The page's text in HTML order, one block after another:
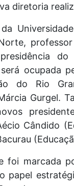
diretoria
ocupada
do Rio
Gurgel.
Cândido
foi marcada
papel